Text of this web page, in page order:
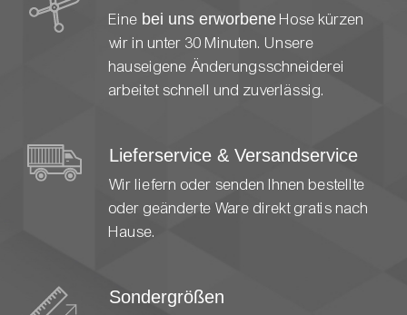
Eine bei uns erworbene Hose kürzen
wir in unter 30 Minuten. Unsere
hauseigene Änderungsschneiderei
arbeitet schnell und zuverlässig.
Lieferservice & Versandservice
Wir liefern oder senden Ihnen bestellte
oder geänderte Ware direkt gratis nach
Hause.
Sondergrößen